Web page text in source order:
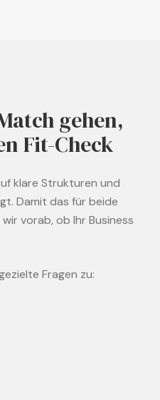
gehen,
Fit-Check
klare Strukturen und
Damit das für beide
vorab, ob Ihr Business
Fragen zu: